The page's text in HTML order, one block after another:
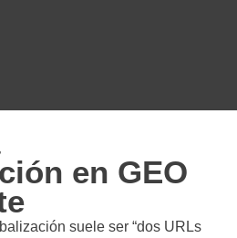
en GEO
suele ser “dos URLs